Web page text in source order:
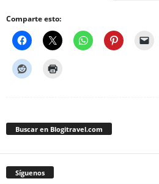
Comparte esto:
Buscar en Blogitravel.com
Síguenos